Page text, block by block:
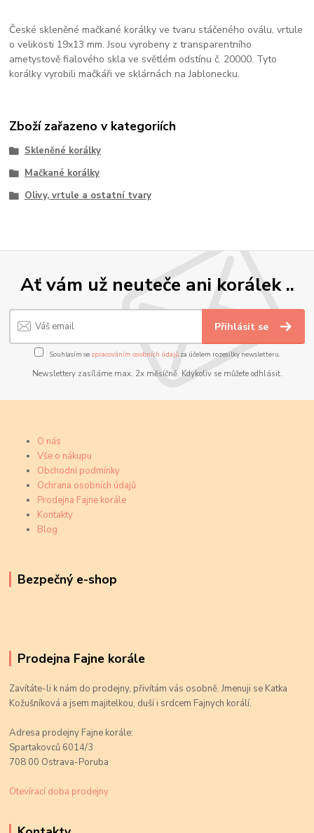
České skleněné mačkané korálky ve tvaru stáčeného oválu, vrtule
o velikosti 19x13 mm. Jsou vyrobeny z transparentního
ametystově fialového skla ve světlém odstínu č. 20000. Tyto
korálky vyrobili mačkáři ve sklárnách na Jablonecku.
Zboží zařazeno v kategoriích
Skleněné korálky
Mačkané korálky
Olivy, vrtule a ostatní tvary
Ať vám už neuteče ani korálek ..
Přihlásit se
Souhlasím se zpracováním osobních údajůza účelem rozesílky newsletteru.
Newslettery zasíláme max. 2x měsíčně. Kdykoliv se můžete odhlásit.
O nás
Vše o nákupu
Obchodní podmínky
Ochrana osobních údajů
Prodejna Fajne korále
Kontakty
Blog
Bezpečný e-shop
Prodejna Fajne korále
Zavítáte-li k nám do prodejny, přivítám vás osobně. Jmenuji se Katka
Kožušníková a jsem majitelkou, duší i srdcem Fajnych korálí.
Adresa prodejny Fajne korále:
Spartakovců 6014/3
708 00 Ostrava-Poruba
Otevírací doba prodejny